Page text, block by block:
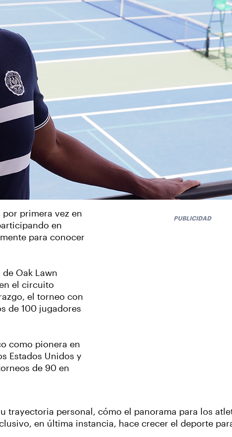
por primera vez en
en
para conocer
Oak Lawn
el circuito
el torneo con
de 100 jugadores
como pionera en
Estados Unidos y
de 90 en
PUBLICIDAD
trayectoria personal, cómo el panorama para los
en última instancia, hace crecer el deporte